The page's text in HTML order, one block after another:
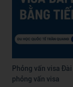
Phỏng vấn visa
phỏng vấn visa